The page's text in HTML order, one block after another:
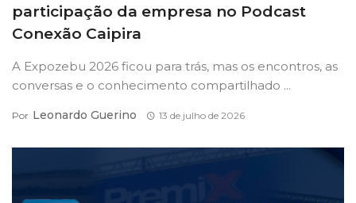
participação da empresa no Podcast
Conexão Caipira
A Expozebu 2026 ficou para trás, mas os encontros, as
conversas e o conhecimento compartilhado ...
Por Leonardo Guerino 13 de julho de 2026